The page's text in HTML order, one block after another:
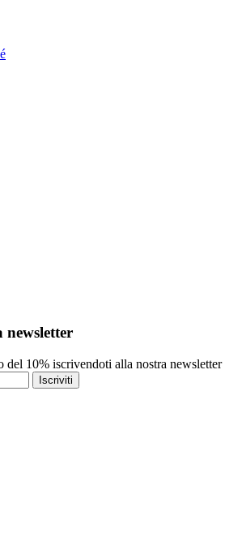
del 10% iscrivendoti alla nostra newsletter
Iscriviti